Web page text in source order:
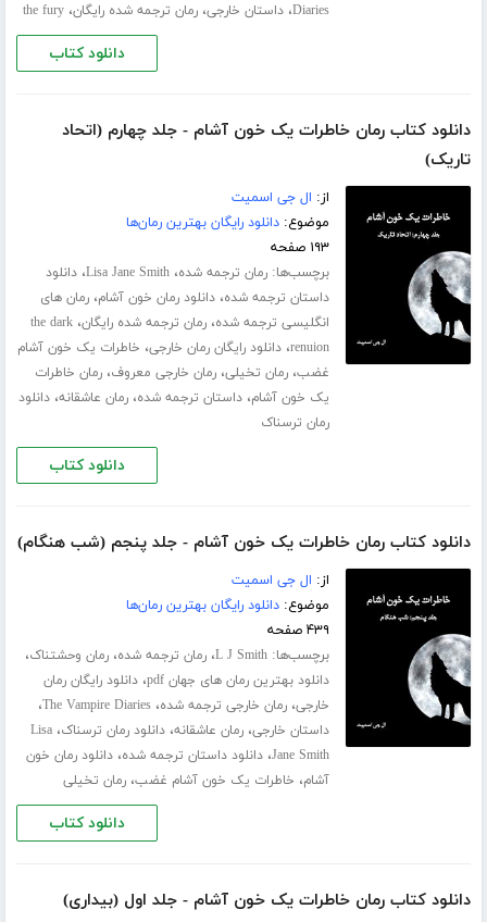
Diaries،داستان خارجی،رمان ترجمه شده رایگان،the fury
دانلود کتاب
دانلود کتاب رمان خاطرات یک خون آشام - جلد چهارم (اتحاد
تاریک)
از: ال جی اسمیت
موضوع:دانلود رایگان بهترین رمان‌ها
۱۹۳ صفحه
برچسب‌ها:رمان ترجمه شده،Lisa Jane Smith،دانلود
داستان ترجمه شده،دانلود رمان خون آشام،رمان های
انگلیسی ترجمه شده،رمان ترجمه شده رایگان،the dark
renuion،دانلود رایگان رمان خارجی، خاطرات یک خون آشام
غضب،رمان تخیلی،رمان خارجی معروف،رمان خاطرات
یک خون آشام،داستان ترجمه شده،رمان عاشقانه،دانلود
رمان ترسناک
دانلود کتاب
دانلود کتاب رمان خاطرات یک خون آشام - جلد پنجم (شب هنگام)
از: ال جی اسمیت
موضوع:دانلود رایگان بهترین رمان‌ها
۴۳۹ صفحه
برچسب‌ها:L J Smith،رمان ترجمه شده،رمان وحشتناک،
دانلود بهترین رمان های جهان pdf ،دانلود رایگان رمان
خارجی،رمان خارجی ترجمه شده،The Vampire Diaries،
داستان خارجی،رمان عاشقانه،دانلود رمان ترسناک،Lisa
Jane Smith،دانلود داستان ترجمه شده،دانلود رمان خون
آشام، خاطرات یک خون آشام غضب،رمان تخیلی
دانلود کتاب
دانلود کتاب رمان خاطرات یک خون آشام - جلد اول (بیداری)